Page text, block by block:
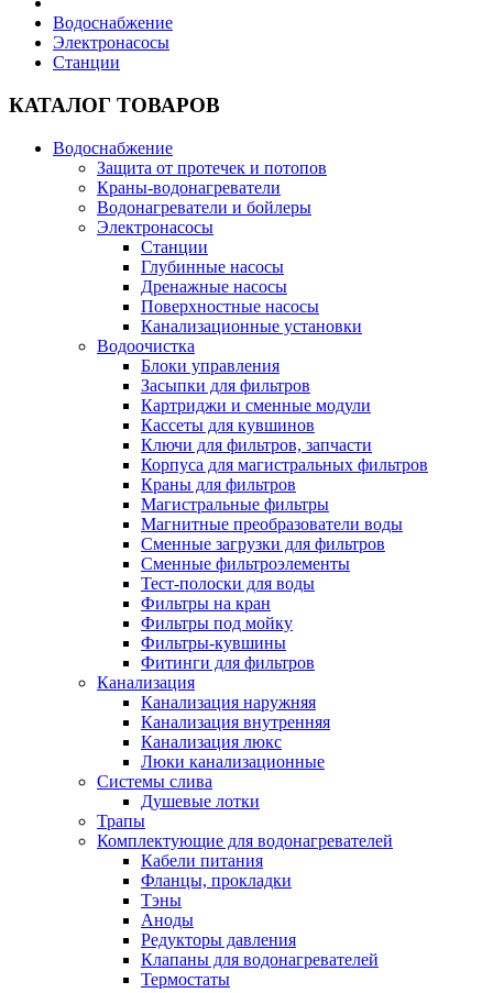
Строительные товары
Все для бани
Полезные статьи
Новости и Акции
Оплата и доставка
Сервис-центр
Адреса Сервис-центров
Условия возврата товара
Обмен и возврат товара
Водоснабжение
Электронасосы
Станции
КАТАЛОГ ТОВАРОВ
Водоснабжение
Защита от протечек и потопов
Краны-водонагреватели
Водонагреватели и бойлеры
Электронасосы
Станции
Глубинные насосы
Дренажные насосы
Поверхностные насосы
Канализационные установки
Водоочистка
Блоки управления
Засыпки для фильтров
Картриджи и сменные модули
Кассеты для кувшинов
Ключи для фильтров, запчасти
Корпуса для магистральных фильтров
Краны для фильтров
Магистральные фильтры
Магнитные преобразователи воды
Сменные загрузки для фильтров
Сменные фильтроэлементы
Тест-полоски для воды
Фильтры на кран
Фильтры под мойку
Фильтры-кувшины
Фитинги для фильтров
Канализация
Канализация наружняя
Канализация внутренняя
Канализация люкс
Люки канализационные
Системы слива
Душевые лотки
Трапы
Комплектующие для водонагревателей
Кабели питания
Фланцы, прокладки
Тэны
Аноды
Редукторы давления
Клапаны для водонагревателей
Термостаты